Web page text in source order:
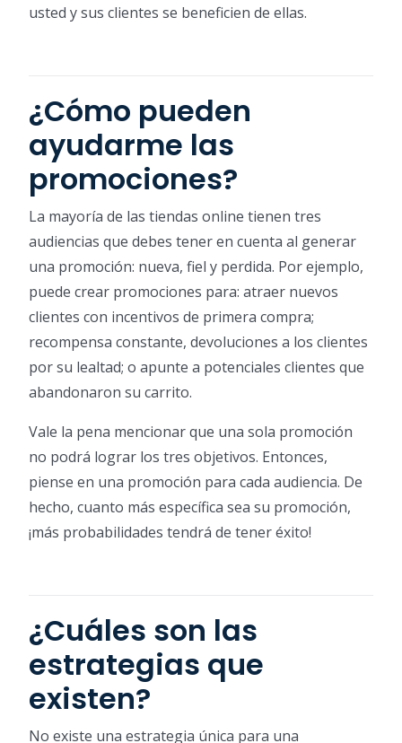
usted y sus clientes se beneficien de ellas.
¿Cómo pueden
ayudarme las
promociones?
La mayoría de las tiendas online tienen tres
audiencias que debes tener en cuenta al generar
una promoción: nueva, fiel y perdida. Por ejemplo,
puede crear promociones para: atraer nuevos
clientes con incentivos de primera compra;
recompensa constante, devoluciones a los clientes
por su lealtad; o apunte a potenciales clientes que
abandonaron su carrito.
Vale la pena mencionar que una sola promoción
no podrá lograr los tres objetivos. Entonces,
piense en una promoción para cada audiencia. De
hecho, cuanto más específica sea su promoción,
¡más probabilidades tendrá de tener éxito!
¿Cuáles son las
estrategias que
existen?
No existe una estrategia única para una